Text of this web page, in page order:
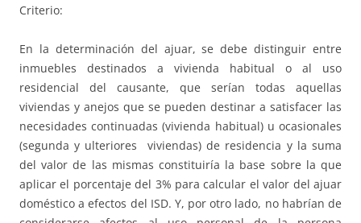
Criterio:
En la determinación del ajuar, se debe distinguir entre
inmuebles destinados a vivienda habitual o al uso
residencial del causante, que serían todas aquellas
viviendas y anejos que se pueden destinar a satisfacer las
necesidades continuadas (vivienda habitual) u ocasionales
(segunda y ulteriores viviendas) de residencia y la suma
del valor de las mismas constituiría la base sobre la que
aplicar el porcentaje del 3% para calcular el valor del ajuar
doméstico a efectos del ISD. Y, por otro lado, no habrían de